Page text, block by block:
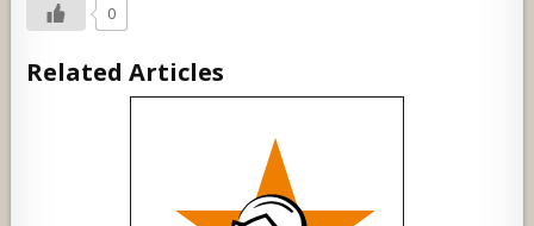
0
Related Articles